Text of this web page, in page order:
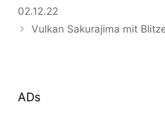
02.12.22
Vulkan Sakurajima mit
ADs